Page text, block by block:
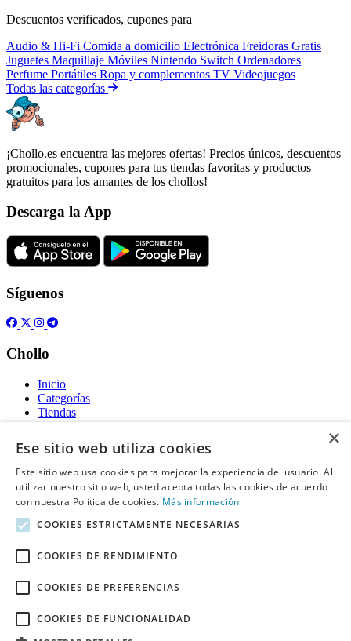
Descuentos verificados, cupones para
Audio & Hi-Fi Comida a domicilio Electrónica Freidoras Gratis
Juguetes Maquillaje Móviles Nintendo Switch Ordenadores
Perfume Portátiles Ropa y complementos TV Videojuegos
Todas las categorías
¡Chollo.es encuentra las mejores ofertas! Precios únicos, descuentos
promocionales, cupones para tus tiendas favoritas y productos
gratuitos para los amantes de los chollos!
Descarga la App
Síguenos
Chollo
Inicio
Categorías
Tiendas
Gratis
Acerca de
Sobre nosotros
Contacto
Información legal
Declaración de cookies
Descargo de Responsabilidad
×
Ese sitio web utiliza cookies
Este sitio web usa cookies para mejorar la experiencia del usuario. Al
utilizar nuestro sitio web, usted acepta todas las cookies de acuerdo
con nuestra Política de cookies. Más información
COOKIES ESTRICTAMENTE NECESARIAS
COOKIES DE RENDIMIENTO
COOKIES DE PREFERENCIAS
COOKIES DE FUNCIONALIDAD